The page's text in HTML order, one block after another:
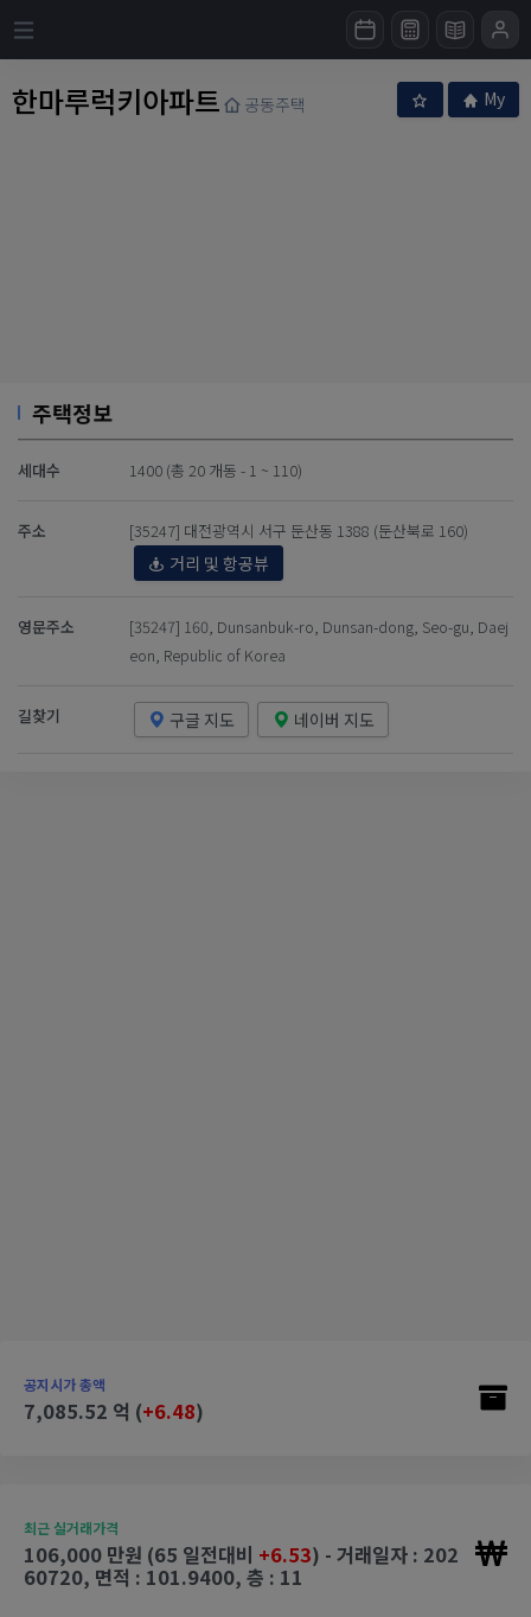
한마루럭키아파트 공동주택 My
주택정보
세대수 1400 (총 20 개동 - 1 ~ 110)
주소 [35247] 대전광역시 서구 둔산동 1388 (둔산북로 160)
거리 및 항공뷰
영문주소
[35247] 160, Dunsanbuk-ro, Dunsan-dong, Seo-gu, Daej
eon, Republic of Korea
길찾기 구글 지도 네이버 지도
공지시가 총액
7,085.52 억 (+6.48)
최근 실거래가격
106,000 만원 (65 일전대비 +6.53) - 거래일자 : 202
60720, 면적 : 101.9400, 층 : 11